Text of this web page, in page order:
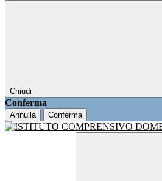
Chiudi
Conferma
Annulla Conferma